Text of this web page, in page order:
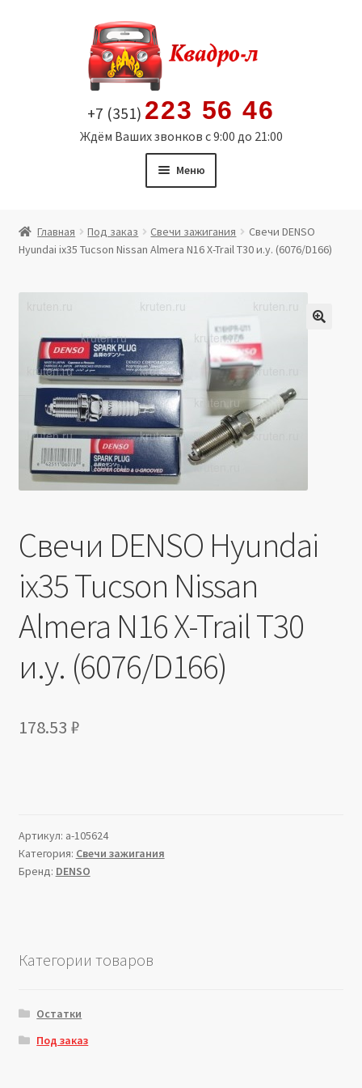
содержимому
+7 (351) 223 56 46
Ждём Ваших звонков с 9:00 до 21:00
Меню
Витрина
Мой аккаунт
Политика в отношении обработки персональных
данных
Производители
Юридические данные
Главная Под заказ Свечи зажигания
Свечи DENSO
Hyundai ix35 Tucson Nissan Almera N16 X-Trail T30 и.у. (6076/D166)
Свечи DENSO Hyundai
ix35 Tucson Nissan
Almera N16 X-Trail T30
и.у. (6076/D166)
178.53 ₽
Артикул: a-105624
Категория: Свечи зажигания
Бренд: DENSO
Категории товаров
Остатки
Под заказ